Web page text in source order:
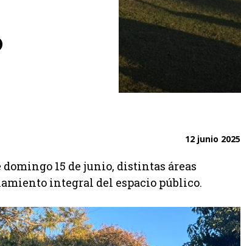
12 junio 2025
15 de junio, distintas áreas
integral del espacio público.